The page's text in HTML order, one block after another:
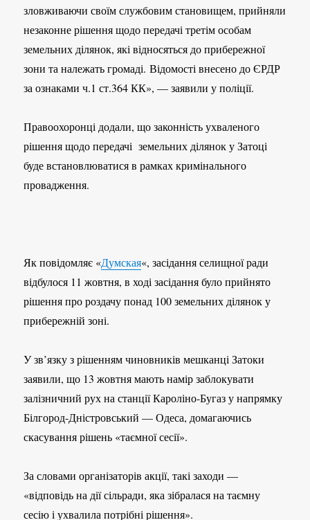
зловживаючи своїм службовим становищем, прийняли
незаконне рішення щодо передачі третім особам
земельних ділянок, які відносяться до прибережної
зони та належать громаді. Відомості внесено до ЄРДР
за ознаками ч.1 ст.364 КК», — заявили у поліції.
Правоохоронці додали, що законність ухваленого
рішення щодо передачі земельних ділянок у Затоці
буде встановлюватися в рамках кримінального
провадження.
Як повідомляє «Думская«, засідання селищної ради
відбулося 11 жовтня, в ході засідання було прийнято
рішення про роздачу понад 100 земельних ділянок у
прибережній зоні.
У зв’язку з рішенням чиновників мешканці Затоки
заявили, що 13 жовтня мають намір заблокувати
залізничний рух на станції Кароліно-Бугаз у напрямку
Білгород-Дністровський — Одеса, домагаючись
скасування рішень «таємної сесії».
За словами організаторів акції, такі заходи —
«відповідь на дії сільради, яка зібралася на таємну
сесію і ухвалила потрібні рішення».